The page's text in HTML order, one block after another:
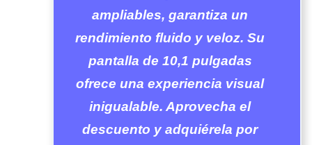
ampliables, garantiza un
rendimiento fluido y veloz. Su
pantalla de 10,1 pulgadas
ofrece una experiencia visual
inigualable. Aprovecha el
descuento y adquiérela por